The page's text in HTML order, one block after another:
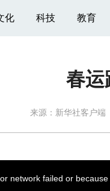
化 科技 教育
春运
来源： 新华社客户端
network failed or